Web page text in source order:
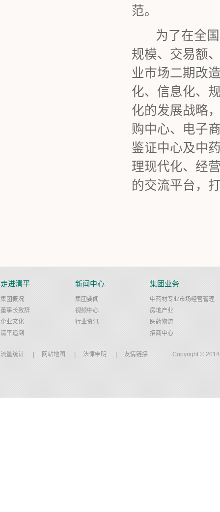
范。
为了在全国
规模、交易额
业市场二期改
化、信息化、
化的发展战略
购中心、电子
鉴证中心及中
理现代化、经
的交流平台，
走进清平
集团概况
董事长致辞
企业文化
清平追溯
新闻中心
集团要闻
视频中心
行业资讯
集团业务
中药材专业市场经营管理
房地产业
医药物流
招商中心
流量统计 网站地图 法律申明 友情链接 Copyright ©